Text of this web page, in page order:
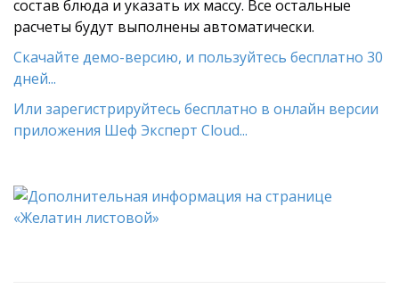
состав блюда и указать их массу. Все остальные
расчеты будут выполнены автоматически.
Скачайте демо-версию, и пользуйтесь бесплатно 30
дней...
Или зарегистрируйтесь бесплатно в онлайн версии
приложения Шеф Эксперт Cloud...